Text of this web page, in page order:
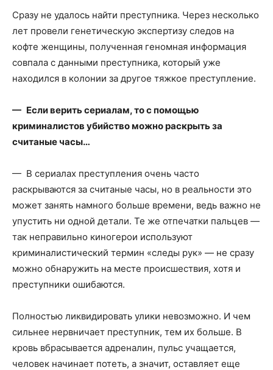
Сразу не удалось найти преступника. Через несколько
лет провели генетическую экспертизу следов на
кофте женщины, полученная геномная информация
совпала с данными преступника, который уже
находился в колонии за другое тяжкое преступление.
— Если верить сериалам, то с помощью
криминалистов убийство можно раскрыть за
считаные часы…
— В сериалах преступления очень часто
раскрываются за считаные часы, но в реальности это
может занять намного больше времени, ведь важно не
упустить ни одной детали. Те же отпечатки пальцев —
так неправильно киногерои используют
криминалистический термин «следы рук» — не сразу
можно обнаружить на месте происшествия, хотя и
преступники ошибаются.
Полностью ликвидировать улики невозможно. И чем
сильнее нервничает преступник, тем их больше. В
кровь вбрасывается адреналин, пульс учащается,
человек начинает потеть, а значит, оставляет еще